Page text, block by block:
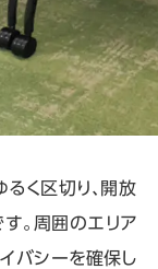
く区切り、開放
。周囲のエリア
バシーを確保し